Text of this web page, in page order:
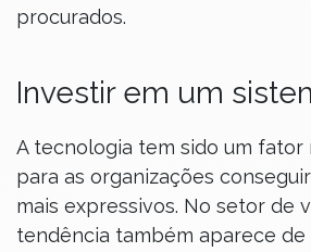
procurados.
Investir em um
A tecnologia tem sido um
para as organizações
mais expressivos. No setor de
tendência também aparece